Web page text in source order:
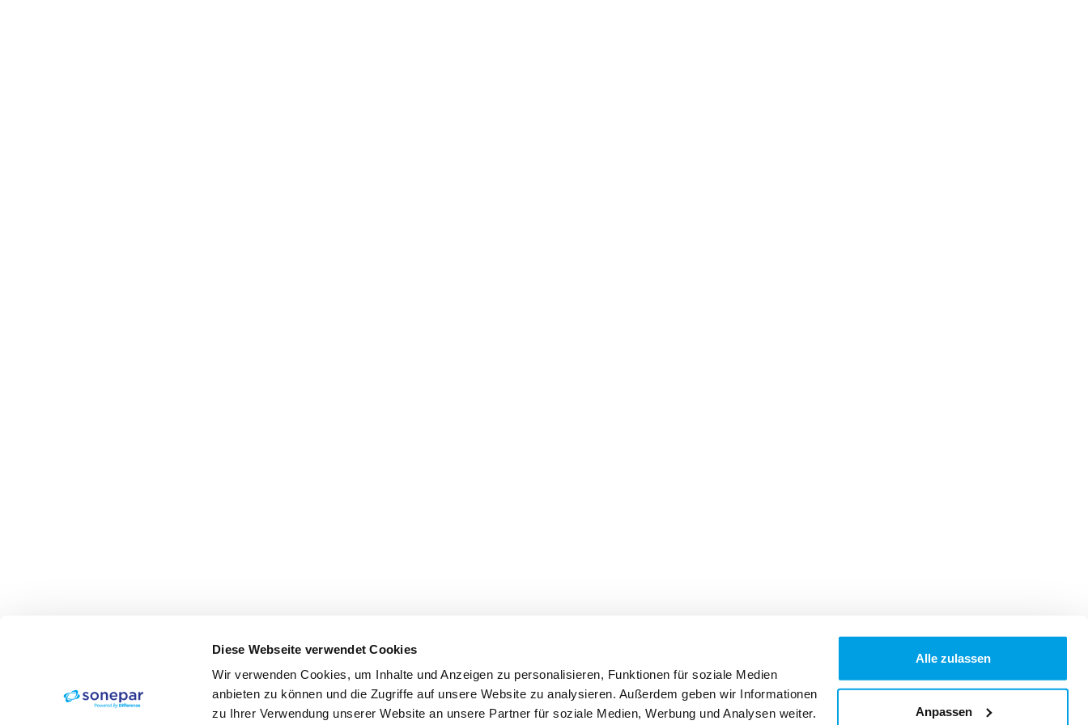
Diese Webseite verwendet Cookies
Wir verwenden Cookies, um Inhalte und Anzeigen zu personalisieren, Funktionen für soziale Medien
anbieten zu können und die Zugriffe auf unsere Website zu analysieren. Außerdem geben wir Informationen
zu Ihrer Verwendung unserer Website an unsere Partner für soziale Medien, Werbung und Analysen weiter.
Alle zulassen
Anpassen